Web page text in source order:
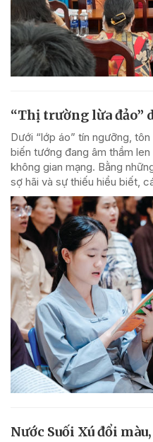
“Thị trường lừa đảo”
Dưới “lớp áo” tín ngưỡng,
biến tướng đang âm thầm
không gian mạng. Bằng
sợ hãi và sự thiếu hiểu biết,
Nước Suối Xú đổi